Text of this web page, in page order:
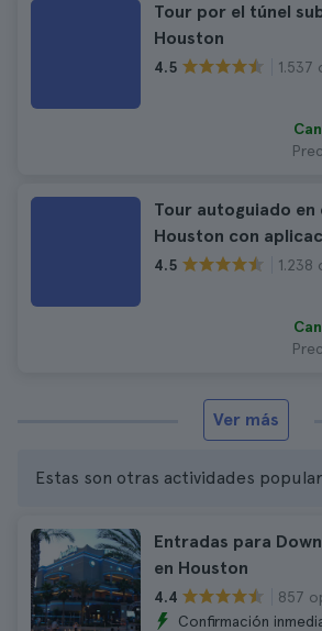
Tour por el túnel
Houston
4.5 1.537
Tour autoguiado
Houston con
4.5 1.238
Ver más
Estas son otras actividades
Entradas para
en Houston
4.4
857
Confirmación